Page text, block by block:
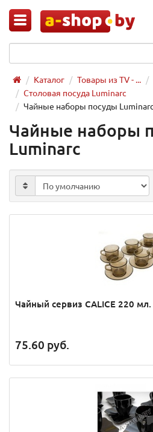
Каталог Товары из TV - ...
Столовая посуда Luminarc
Чайные наборы посуды Luminarc
Чайные наборы
Luminarc
Чайный сервиз CALICE 220
75.60 руб.